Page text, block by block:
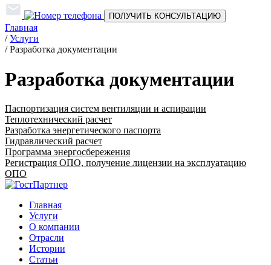
ПОЛУЧИТЬ КОНСУЛЬТАЦИЮ
Главная
/ Услуги
/ Разработка документации
Разработка документации
Паспортизация систем вентиляции и аспирации
Теплотехнический расчет
Разработка энергетического паспорта
Гидравлический расчет
Программа энергосбережения
Регистрация ОПО, получение лицензии на эксплуатацию
ОПО
Главная
Услуги
О компании
Отрасли
Истории
Статьи